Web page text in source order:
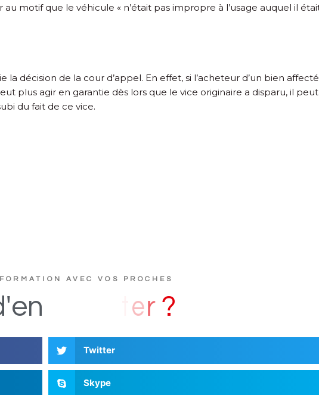
motif que le véhicule « n’était pas impropre à l’usage auquel il
décision de la cour d’appel. En effet, si l’acheteur d’un bien
plus agir en garantie dès lors que le vice originaire a disparu, il
du fait de ce vice.
AVEC VOS PROCHES
Twitter
Skype